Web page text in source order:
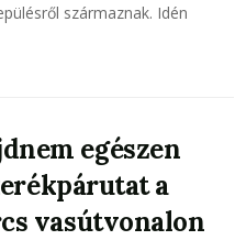
származnak. Idén
egészen
a
vasútvonalon